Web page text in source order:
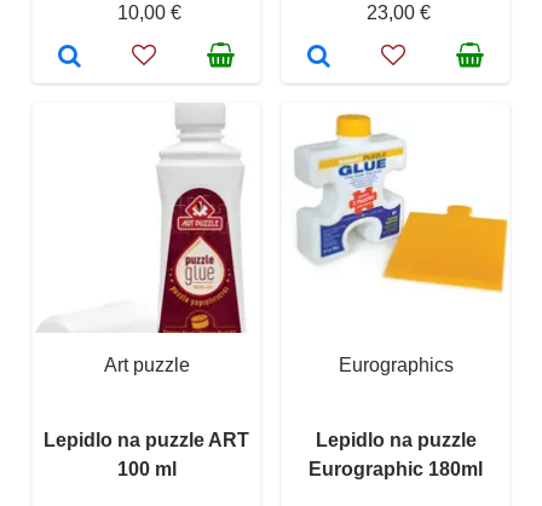
10,00 €
23,00 €
Art puzzle
Lepidlo na puzzle ART
100 ml
Eurographics
Lepidlo na puzzle
Eurographic 180ml